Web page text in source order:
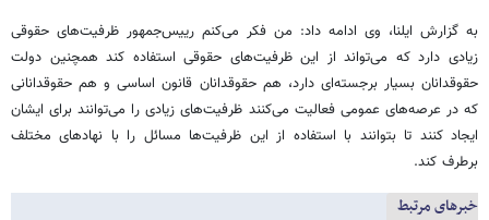
به گزارش ایلنا، وی ادامه داد: من فکر می‌کنم رییس‌جمهور ظرفیت‌های حقوقی
زیادی دارد که می‌تواند از این ظرفیت‌های حقوقی استفاده کند همچنین دولت
حقوقدانان بسیار برجسته‌ای دارد، هم حقوقدانان قانون اساسی و هم حقوقدانانی
که در عرصه‌های عمومی فعالیت می‌کنند ظرفیت‌های زیادی را می‌توانند برای ایشان
ایجاد کنند تا بتوانند با استفاده از این ظرفیت‌ها مسائل را با نهادهای مختلف
برطرف کند.
خبرهای مرتبط